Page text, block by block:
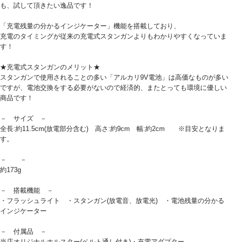
も、試して頂きたい逸品です！
「充電残量の分かるインジケーター」機能を搭載しており、
充電のタイミングが従来の充電式スタンガンよりもわかりやすくなっていま
す！
★充電式スタンガンのメリット★
スタンガンで使用されることの多い「アルカリ9V電池」は高価なものが多い
ですが、電池交換をする必要がないので経済的、またとっても環境に優しい
商品です！
－ サイズ －
全長:約11.5cm(放電部分含む) 高さ:約9cm 幅:約2cm ※目安となりま
す。
－ －
約173g
－ 搭載機能 －
・フラッシュライト ・スタンガン(放電音、放電光) ・電池残量の分かる
インジケーター
－ 付属品 －